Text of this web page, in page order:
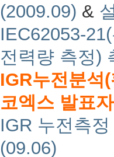
(2009.09) &
IEC62053-
전력량 측정)
IGR누전분석
코엑스 발표
IGR 누전측
(09.06)